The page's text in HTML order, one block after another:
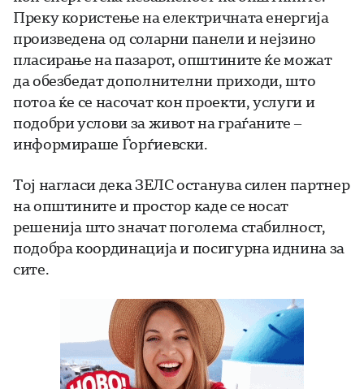
Преку користење на електричната енергија
произведена од соларни панели и нејзино
пласирање на пазарот, општините ќе можат
да обезбедат дополнителни приходи, што
потоа ќе се насочат кон проекти, услуги и
подобри услови за живот на граѓаните –
информираше Ѓорѓиевски.
Тој нагласи дека ЗЕЛС останува силен партнер
на општините и простор каде се носат
решенија што значат поголема стабилност,
подобра координација и посигурна иднина за
сите.